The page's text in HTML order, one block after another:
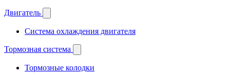
Двигатель
Система охлаждения двигателя
Тормозная система
Тормозные колодки